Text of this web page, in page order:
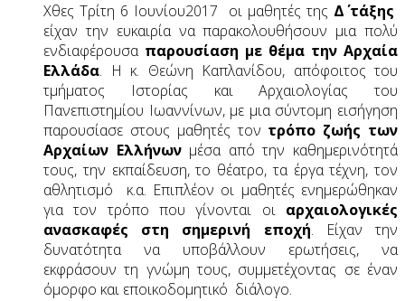
Χθες Τρίτη 6 Ιουνίου2017 οι μαθητές της Δ΄ τάξης
είχαν την ευκαιρία να παρακολουθήσουν μια πολύ
ενδιαφέρουσα παρουσίαση με θέμα την Αρχαία
Ελλάδα. Η κ. Θεώνη Καπλανίδου, απόφοιτος του
τμήματος Ιστορίας και Αρχαιολογίας του
Πανεπιστημίου Ιωαννίνων, με μια σύντομη εισήγηση
παρουσίασε στους μαθητές τον τρόπο ζωής των
Αρχαίων Ελλήνωνμέσα από την καθημερινότητά
τους, την εκπαίδευση, το θέατρο, τα έργα τέχνη, τον
αθλητισμό κ.α. Επιπλέον οι μαθητές ενημερώθηκαν
για τον τρόπο που γίνονται οι αρχαιολογικές
ανασκαφές στη σημερινή εποχή. Είχαν την
δυνατότητα να υποβάλλουν ερωτήσεις, να
εκφράσουν τη γνώμη τους, συμμετέχοντας σε έναν
όμορφο και εποικοδομητικό διάλογο.